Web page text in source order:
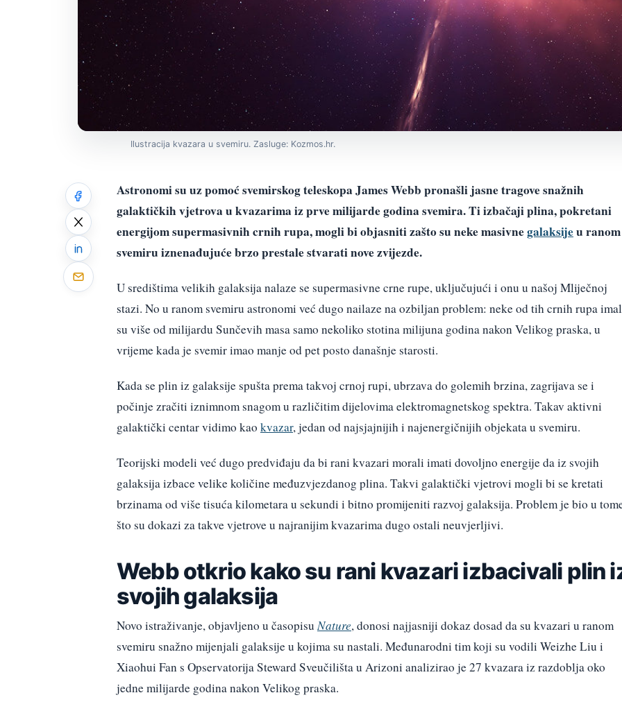
Ilustracija kvazara u svemiru. Zasluge: Kozmos.hr.
Astronomi su uz pomoć svemirskog teleskopa James Webb pronašli jasne tragove snažnih
galaktičkih vjetrova u kvazarima iz prve milijarde godina svemira. Ti izbačaji plina, pokretani
energijom supermasivnih crnih rupa, mogli bi objasniti zašto su neke masivnegalaksijeu ranom
svemiru iznenađujuće brzo prestale stvarati nove zvijezde.
U središtima velikih galaksija nalaze se supermasivne crne rupe, uključujući i onu u našoj Mliječnoj
stazi. No u ranom svemiru astronomi već dugo nailaze na ozbiljan problem: neke od tih crnih rupa
su više od milijardu Sunčevih masa samo nekoliko stotina milijuna godina nakon Velikog praska, u
vrijeme kada je svemir imao manje od pet posto današnje starosti.
Kada se plin iz galaksije spušta prema takvoj crnoj rupi, ubrzava do golemih brzina, zagrijava se i
počinje zračiti iznimnom snagom u različitim dijelovima elektromagnetskog spektra. Takav aktivni
galaktički centar vidimo kao kvazar, jedan od najsjajnijih i najenergičnijih objekata u svemiru.
Teorijski modeli već dugo predviđaju da bi rani kvazari morali imati dovoljno energije da iz svojih
galaksija izbace velike količine međuzvjezdanog plina. Takvi galaktički vjetrovi mogli bi se kretati
brzinama od više tisuća kilometara u sekundi i bitno promijeniti razvoj galaksija. Problem je bio u
što su dokazi za takve vjetrove u najranijim kvazarima dugo ostali neuvjerljivi.
Webb otkrio kako su rani kvazari izbacivali plin
svojih galaksija
Novo istraživanje, objavljeno u časopisuNature, donosi najjasniji dokaz dosad da su kvazari u ranom
svemiru snažno mijenjali galaksije u kojima su nastali. Međunarodni tim koji su vodili Weizhe Liu i
Xiaohui Fan s Opservatorija Steward Sveučilišta u Arizoni analizirao je 27 kvazara iz razdoblja oko
jedne milijarde godina nakon Velikog praska.